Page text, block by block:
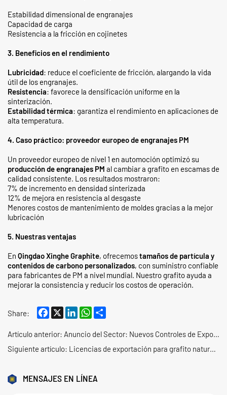
Estabilidad dimensional de engranajes
Capacidad de carga
Resistencia a la fricción en cojinetes
3. Beneficios en el rendimiento
Lubricidad: reduce el coeficiente de fricción, alargando la vida
útil de los engranajes.
Resistencia: favorece la densificación uniforme en la
sinterización.
Estabilidad térmica: garantiza el rendimiento en aplicaciones de
alta temperatura.
4. Caso práctico: proveedor europeo de engranajes PM
Un proveedor europeo de nivel 1 en automoción optimizó su
producción de engranajes PM al cambiar a grafito en escamas de
calidad consistente. Los resultados mostraron:
7% de incremento en densidad sinterizada
12% de mejora en resistencia al desgaste
Menores costos de mantenimiento de moldes gracias a la mejor
lubricación
5. Nuestras ventajas
En Qingdao Xinghe Graphite, ofrecemostamaños de partícula y
contenidos de carbono personalizados, con suministro confiable
para fabricantes de PM a nivel mundial. Nuestro grafito ayuda a
mejorar la consistencia y reducir los costos de operación.
Share: Facebook
X LinkedInWhatsApp
Artículo anterior: Anuncio del Sector: Nuevos Controles de Exportación sobre Materiales de Batería y Grafito Artificial
Siguiente artículo: Licencias de exportación para grafito natural en escamas: un proceso claro para aplicaciones civiles
MENSAJES EN LÍNEA